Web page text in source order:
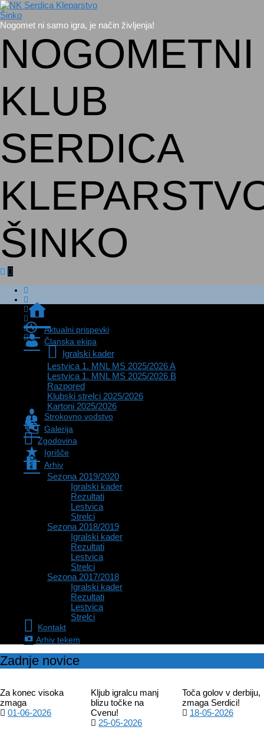
Nogomet ni samo igra, je način življenja!
NOGOMETNI
KLUB
SERDICA
ŠINKO
0
Aktualni prispevki
Članska ekipa
Igralski kader
Lestvica 1. MNL MS 2025/2026 A
Lestvica 1. MNL MS 2025/2026 B
Razpored
Klubski strelci 2025/2026
Kartoni 2025/2026
Strokovno vodstvo
Galerija
Zgodovina
Igrišče
Arhiv
Sezona 2019/2020
Igralski kader
Rezultati
Lestvica
Strelci
Sezona 2018/2019
Igralski kader
Rezultati
Lestvica
Strelci
Sezona 2017/2018
Igralski kader
Rezultati
Lestvica
Strelci
Kontakt
Arhiv tekem
Zadnje novice
Za konec visoka
zmaga
01-06-2026
Kljub igralcu manj
blizu točke na
Cvenu!
25-05-2026
Toča golov v derbiju,
zmaga Serdici!
18-05-2026